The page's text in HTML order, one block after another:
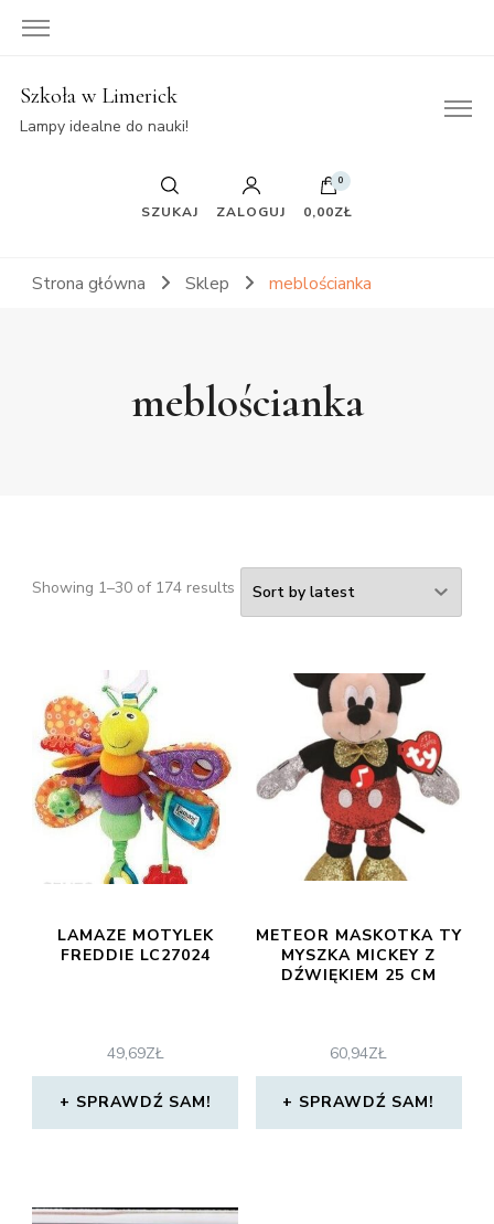
Szkoła w Limerick
Lampy idealne do nauki!
SZUKAJ ZALOGUJ
0
0,00ZŁ
Strona główna Sklep meblościanka
meblościanka
Showing 1–30 of 174 results
LAMAZE MOTYLEK
FREDDIE LC27024
49,69ZŁ
SPRAWDŹ SAM!
METEOR MASKOTKA TY
MYSZKA MICKEY Z
DŹWIĘKIEM 25 CM
60,94ZŁ
SPRAWDŹ SAM!